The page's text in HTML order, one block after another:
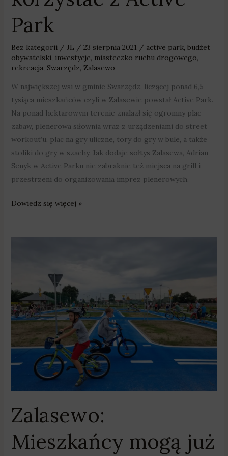
Park
Bez kategorii / JL / 23 sierpnia 2021 / active park, budżet
obywatelski inwestycje miasteczko ruchu drogowego
rekreacja Swarzędz Zalasewo
W największej wsi w gminie Swarzędz, liczącej ponad 6,5
tysiąca mieszkańców czyli w Zalasewie powstał Active Park.
Na ponad hektarowym terenie znalazł się ogromny plac
zabaw, plenerowa siłownia wraz z urządzeniami do street
workout’u, plac na gry uliczne, tory do gry w bule, a także
stoliki do gry w szachy. Jak dodaje sołtys Zalasewa, Adrian
Senyk w Active Parku nie zabraknie też miejsca na grill i
przestrzeni do organizowania imprez plenerowych.
Dowiedz się więcej »
Zalasewo:
Mieszkańcy mogą już
już
korzystać
z
Active
Park